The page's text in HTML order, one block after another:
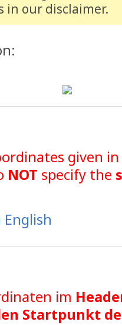
in our disclaimer.
given
NOT specify the
im
Startpunkt